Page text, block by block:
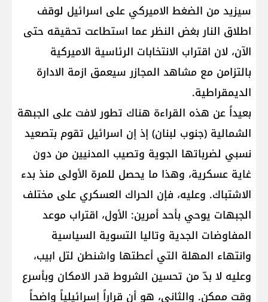
سيزيد من الضغط الاميركي على اسرائيل لوقف
اطلاق النار بغض النظر عما استطاعت تحقيقه حتى
الآن، لان اقتراب الانتخابات الرئاسية الاميركية
بالتزامن مع مشاهد المجازر سيعمق ازمة الادارة
الديمقراطية.
بعيداً عن هذه القراءة هناك تطور لافت على الجبهة
الشمالية (جنوب لبنان) إذ إن اسرائيل تقوم بتصعيد
نسبي لضرباتها الجوية وتصيب المدنيين من دون
غاية عسكرية، وهذا ما يحصل للمرة الأولى منذ بدء
الاشتباك. وعليه، فإن الحراك العسكري على مختلف
الجبهات يوحي بأحد أمرين: الأول، اقتراب موعد
المفاوضات الجدية وتاليا التسوية السياسية
وانتهاء المهلة التي أعطتها واشنطن لتل ابيب،
وعليه لا بدّ من تحسين الشروط قدر الامكان وبأسرع
وقت ممكن. والثاني، هو أن قراراً إسرائيلياً واضحاً